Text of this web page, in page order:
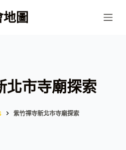
圖
北市寺廟探索
紫竹禪寺新北市寺廟探索